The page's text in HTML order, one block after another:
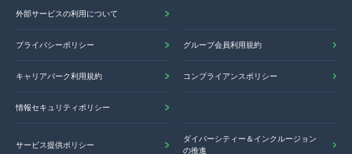
外部サービスの利用について
プライバシーポリシー グループ会員利用規約
キャリアパーク利用規約 コンプライアンスポリシー
情報セキュリティポリシー
サービス提供ポリシー
ダイバーシティー＆インクルージョン
の推進